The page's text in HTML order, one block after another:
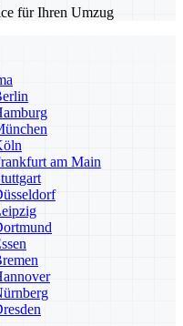
für Ihren Umzug
am Main